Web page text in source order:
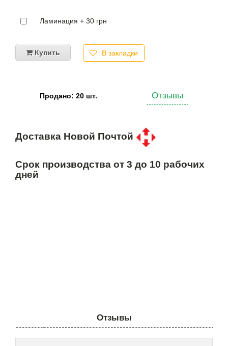
Ламинация + 30 грн
Купить В закладки
Продано: 20 шт. Отзывы
Доставка Новой Почтой
Срок производства от 3 до 10 рабочих
дней
Отзывы